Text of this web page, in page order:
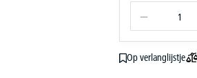
Op verlanglijstje